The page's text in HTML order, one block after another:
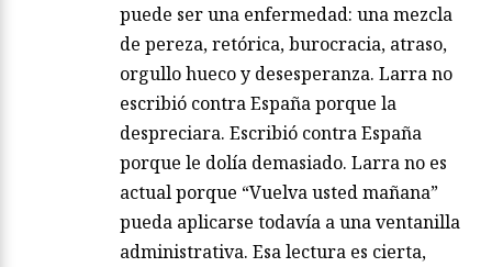
puede ser una enfermedad: una mezcla
de pereza, retórica, burocracia, atraso,
orgullo hueco y desesperanza. Larra no
escribió contra España porque la
despreciara. Escribió contra España
porque le dolía demasiado. Larra no es
actual porque “Vuelva usted mañana”
pueda aplicarse todavía a una ventanilla
administrativa. Esa lectura es cierta,